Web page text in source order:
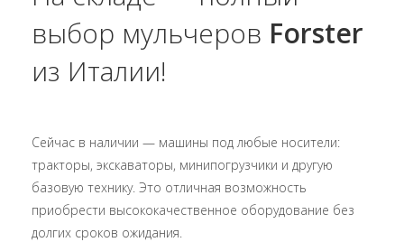
выбор мульчеров Forster
из Италии!
Сейчас в наличии — машины под любые носители:
тракторы, экскаваторы, минипогрузчики и другую
базовую технику. Это отличная возможность
приобрести высококачественное оборудование без
долгих сроков ожидания.